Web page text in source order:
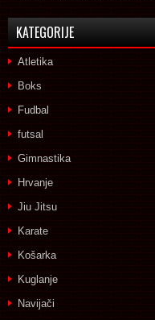
KATEGORIJE
Atletika
Boks
Fudbal
futsal
Gimnastika
Hrvanje
Jiu Jitsu
Karate
Košarka
Kuglanje
Navijači